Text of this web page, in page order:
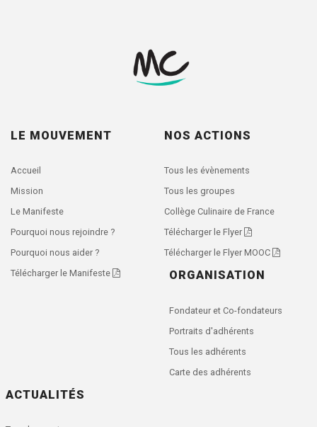
LE MOUVEMENT
Accueil
Mission
Le Manifeste
Pourquoi nous rejoindre ?
Pourquoi nous aider ?
Télécharger le Manifeste
NOS ACTIONS
Tous les évènements
Tous les groupes
Collège Culinaire de France
Télécharger le Flyer
Télécharger le Flyer MOOC
ORGANISATION
Fondateur et Co-fondateurs
Portraits d'adhérents
Tous les adhérents
Carte des adhérents
ACTUALITÉS